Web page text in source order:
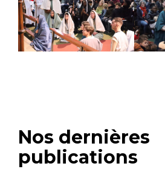
Nos dernières
publications